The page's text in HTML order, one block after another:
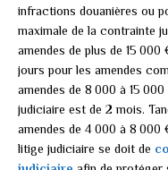
infractions douanières ou
maximale de la contrainte
amendes de plus de 15
jours pour les amendes
amendes de 8 000 à 15
judiciaire est de 2 mois.
amendes de 4 000 à 8 000
litige judiciaire se doit de